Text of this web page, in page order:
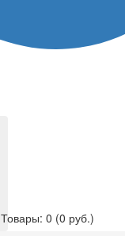
Товары: 0 (0 руб.)